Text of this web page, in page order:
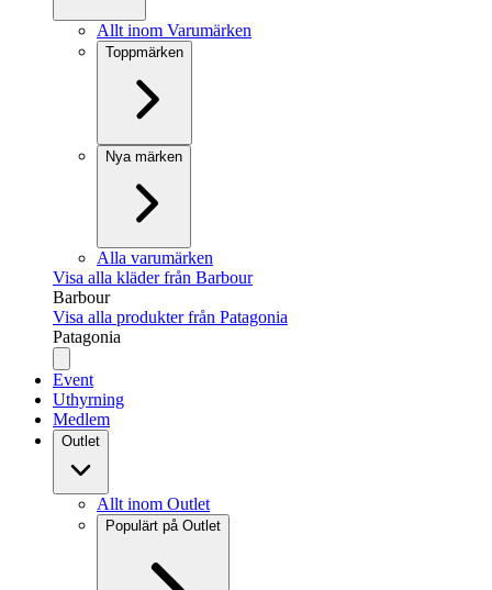
Allt inom Varumärken
Toppmärken
Nya märken
Alla varumärken
Visa alla kläder från Barbour
Barbour
Visa alla produkter från Patagonia
Patagonia
Event
Uthyrning
Medlem
Outlet
Allt inom Outlet
Populärt på Outlet